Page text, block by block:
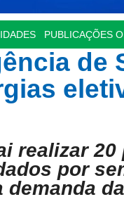
PUBLICAÇÕES
de
realizar
por
demanda